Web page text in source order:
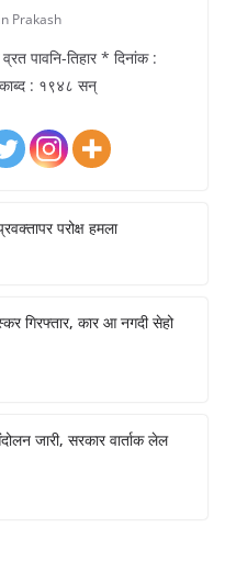
Prakash
पावनि-तिहार * दिनांक :
: १९४८ सन्
परोक्ष हमला
गिरफ्तार, कार आ नगदी सेहो
जारी, सरकार वार्ताक लेल